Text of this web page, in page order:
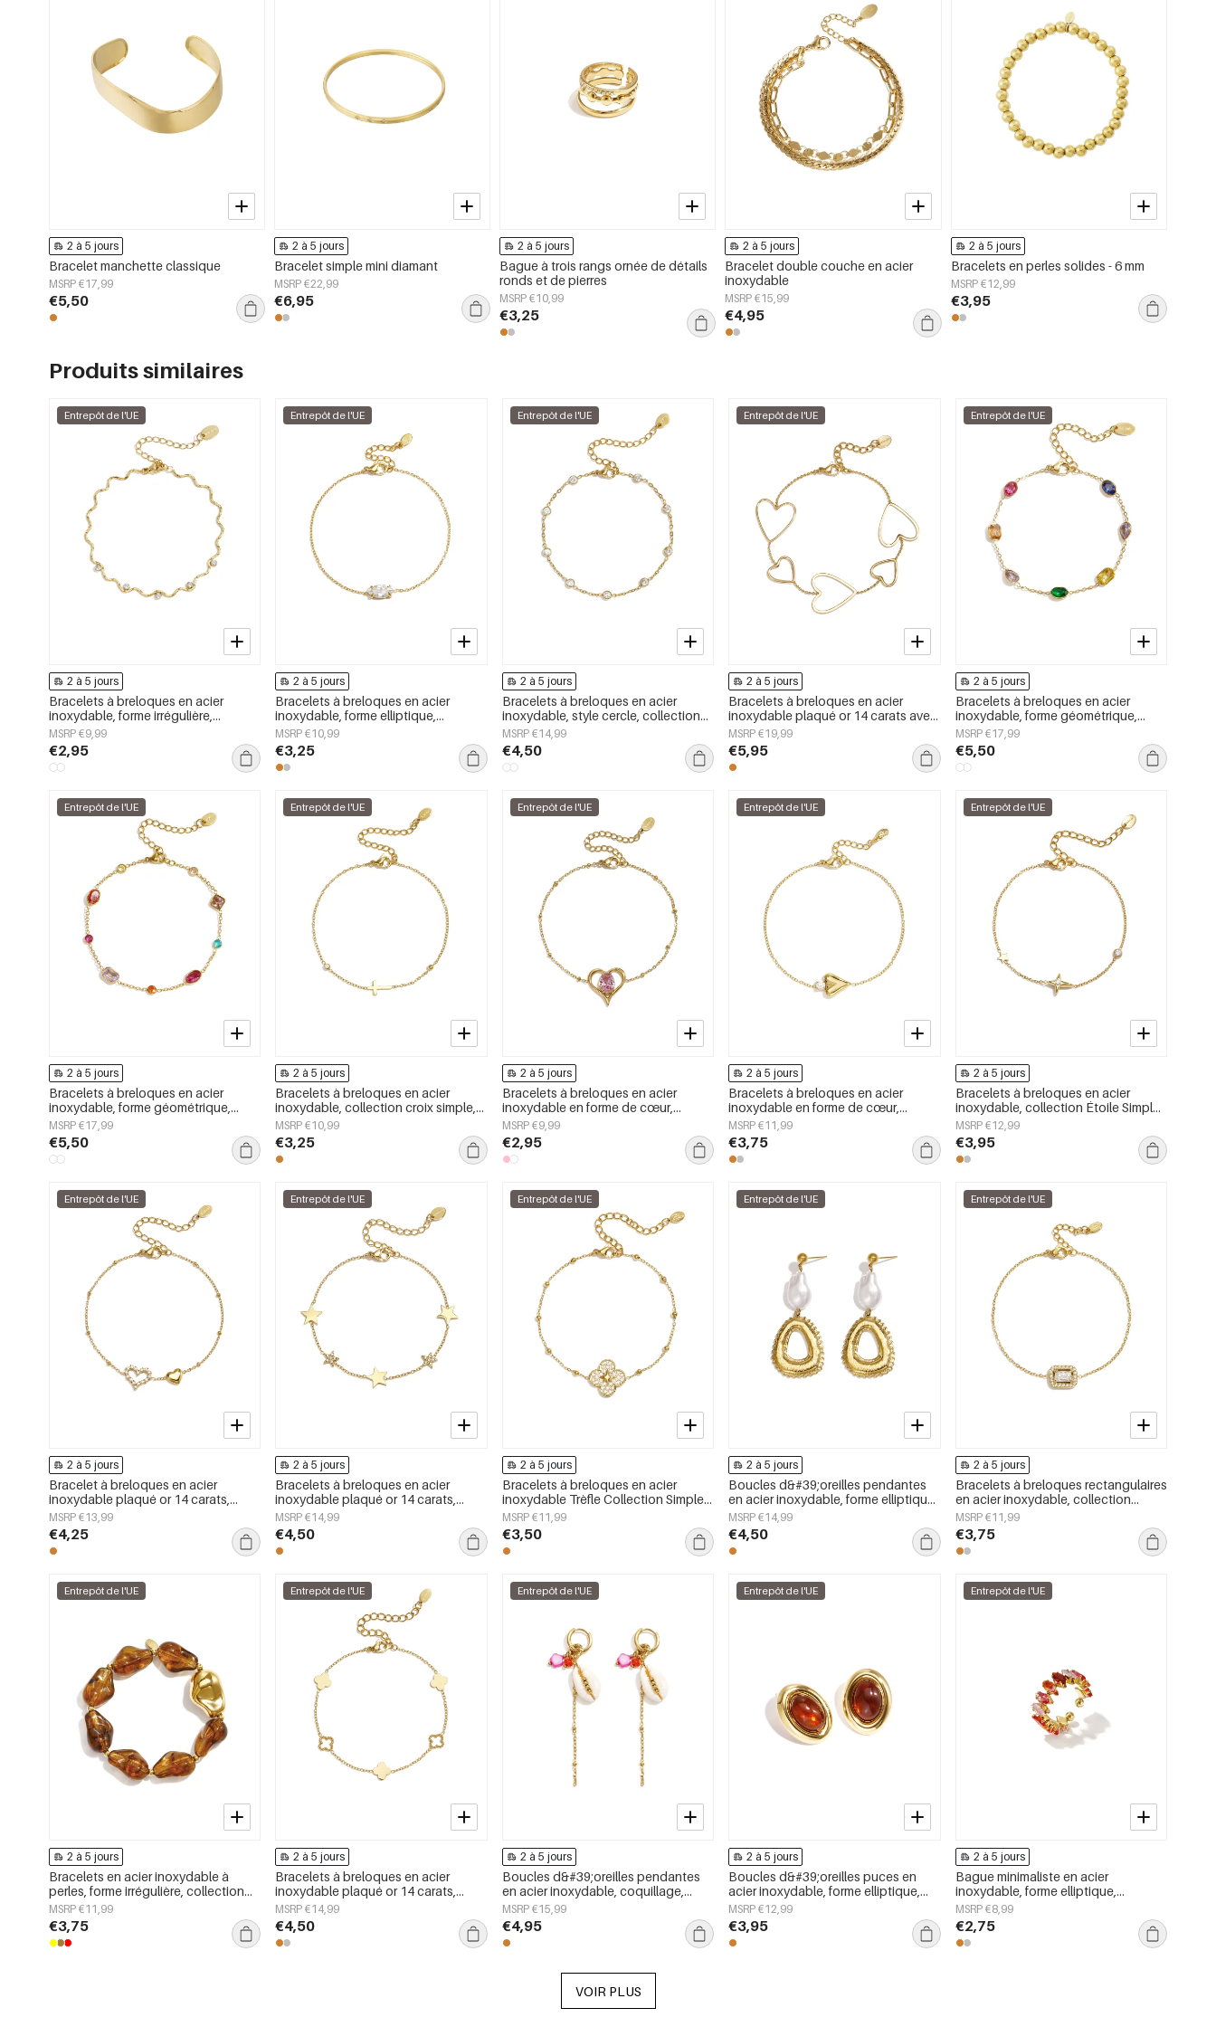
2 à 5 jours
Bracelet manchette classique
MSRP €17,99
€5,50
2 à 5 jours
Bracelet simple mini diamant
MSRP €22,99
€6,95
2 à 5 jours
Bague à trois rangs ornée de détails
ronds et de pierres
MSRP €10,99
€3,25
2 à 5 jours
Bracelet double couche en acier
inoxydable
MSRP €15,99
€4,95
2 à 5 jours
Bracelets en perles solides - 6 mm
MSRP €12,99
€3,95
Produits similaires
Entrepôt de l'UE
2 à 5 jours
Bracelets à breloques en acier
inoxydable, forme irrégulière,
collection Simple Daily Simple, bijoux
pour femmes
MSRP €9,99
€2,95
Entrepôt de l'UE
2 à 5 jours
Bracelets à breloques en acier
inoxydable, forme elliptique,
collection Simple Daily Simple, bijoux
pour femmes
MSRP €10,99
€3,25
Entrepôt de l'UE
2 à 5 jours
Bracelets à breloques en acier
inoxydable, style cercle, collection
Daily Simple, bijoux pour femmes
MSRP €14,99
€4,50
Entrepôt de l'UE
2 à 5 jours
Bracelets à breloques en acier
inoxydable plaqué or 14 carats avec
cœur, collection simple pour tous les
jours, bijoux pour femmes
MSRP €19,99
€5,95
Entrepôt de l'UE
2 à 5 jours
Bracelets à breloques en acier
inoxydable, forme géométrique,
collection Simple Daily Simple, bijoux
pour femmes
MSRP €17,99
€5,50
Entrepôt de l'UE
2 à 5 jours
Bracelets à breloques en acier
inoxydable, forme géométrique,
collection Simple Daily Simple, bijoux
pour femmes
MSRP €17,99
€5,50
Entrepôt de l'UE
2 à 5 jours
Bracelets à breloques en acier
inoxydable, collection croix simple,
bijoux pour femmes
MSRP €10,99
€3,25
Entrepôt de l'UE
2 à 5 jours
Bracelets à breloques en acier
inoxydable en forme de cœur,
collection Daily Simple, bijoux pour
femmes
MSRP €9,99
€2,95
Entrepôt de l'UE
2 à 5 jours
Bracelets à breloques en acier
inoxydable en forme de cœur,
collection Daily Simple, bijoux pour
femmes
MSRP €11,99
€3,75
Entrepôt de l'UE
2 à 5 jours
Bracelets à breloques en acier
inoxydable, collection Étoile Simple
Daily Simple, bijoux pour femmes
MSRP €12,99
€3,95
Entrepôt de l'UE
2 à 5 jours
Bracelet à breloques en acier
inoxydable plaqué or 14 carats,
motif cœur, collection Daily Simple,
bijoux pour femmes
MSRP €13,99
€4,25
Entrepôt de l'UE
2 à 5 jours
Bracelets à breloques en acier
inoxydable plaqué or 14 carats,
collection Star Daily Simple, bijoux
pour femmes
MSRP €14,99
€4,50
Entrepôt de l'UE
2 à 5 jours
Bracelets à breloques en acier
inoxydable Trèfle Collection Simple
Daily Simple Bijoux pour femmes
MSRP €11,99
€3,50
Entrepôt de l'UE
2 à 5 jours
Boucles d&#39;oreilles pendantes
en acier inoxydable, forme elliptique,
collection décontractée et simple,
bijoux pour femmes
MSRP €14,99
€4,50
Entrepôt de l'UE
2 à 5 jours
Bracelets à breloques rectangulaires
en acier inoxydable, collection
Simple Daily Simple, bijoux pour
femmes
MSRP €11,99
€3,75
Entrepôt de l'UE
2 à 5 jours
Bracelets en acier inoxydable à
perles, forme irrégulière, collection
décontractée et simple pour femmes
MSRP €11,99
€3,75
Entrepôt de l'UE
2 à 5 jours
Bracelets à breloques en acier
inoxydable plaqué or 14 carats,
collection Trèfle, style simple et
quotidien, bijoux pour femmes
MSRP €14,99
€4,50
Entrepôt de l'UE
2 à 5 jours
Boucles d&#39;oreilles pendantes
en acier inoxydable, coquillage,
collection Simple Simple, bijoux pour
femmes
MSRP €15,99
€4,95
Entrepôt de l'UE
2 à 5 jours
Boucles d&#39;oreilles puces en
acier inoxydable, forme elliptique,
collection simple et décontractée
pour femmes
MSRP €12,99
€3,95
Entrepôt de l'UE
2 à 5 jours
Bague minimaliste en acier
inoxydable, forme elliptique,
collection simple et décontractée
pour femme.
MSRP €8,99
€2,75
VOIR PLUS